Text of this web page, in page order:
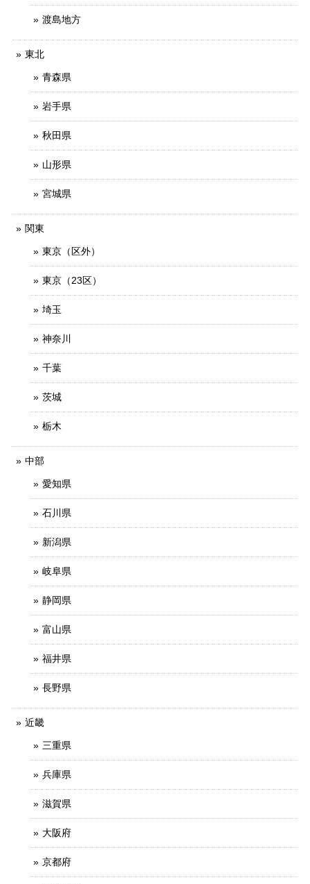
渡島地方
東北
青森県
岩手県
秋田県
山形県
宮城県
関東
東京（区外）
東京（23区）
埼玉
神奈川
千葉
茨城
栃木
中部
愛知県
石川県
新潟県
岐阜県
静岡県
富山県
福井県
長野県
近畿
三重県
兵庫県
滋賀県
大阪府
京都府